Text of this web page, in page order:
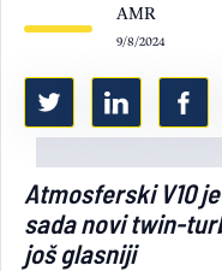
AMR
9/8/2024
Atmosferski V10
sada novi twin-
još glasniji